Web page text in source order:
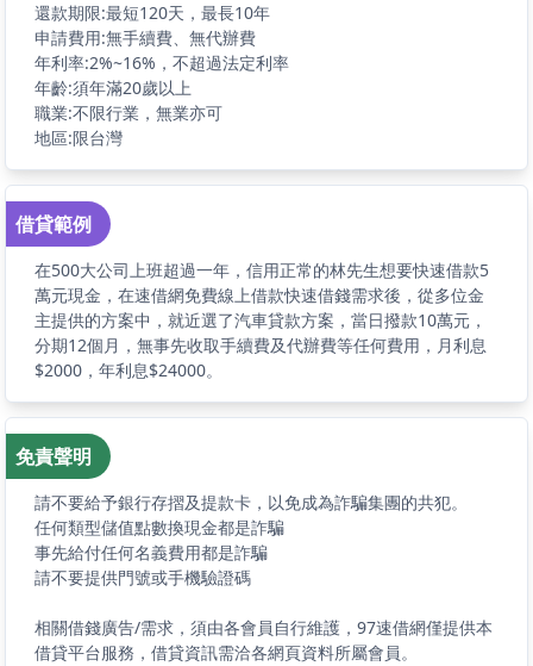
還款期限:最短120天，最長10年
申請費用:無手續費、無代辦費
年利率:2%~16%，不超過法定利率
年齡:須年滿20歲以上
職業:不限行業，無業亦可
地區:限台灣
借貸範例
在500大公司上班超過一年，信用正常的林先生想要快速借款5
萬元現金，在速借網免費線上借款快速借錢需求後，從多位金
主提供的方案中，就近選了汽車貸款方案，當日撥款10萬元，
分期12個月，無事先收取手續費及代辦費等任何費用，月利息
$2000，年利息$24000。
免責聲明
請不要給予銀行存摺及提款卡，以免成為詐騙集團的共犯。
任何類型儲值點數換現金都是詐騙
事先給付任何名義費用都是詐騙
請不要提供門號或手機驗證碼
相關借錢廣告/需求，須由各會員自行維護，97速借網僅提供本
借貸平台服務，借貸資訊需洽各網頁資料所屬會員。